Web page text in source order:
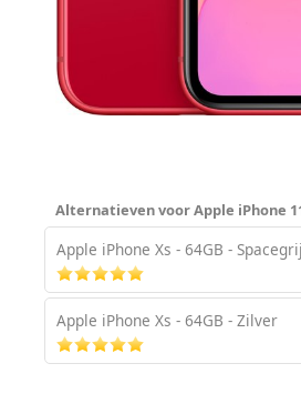
Alternatieven voor Apple iPhone 11
Apple iPhone Xs - 64GB -
Apple iPhone Xs - 64GB - Zilver